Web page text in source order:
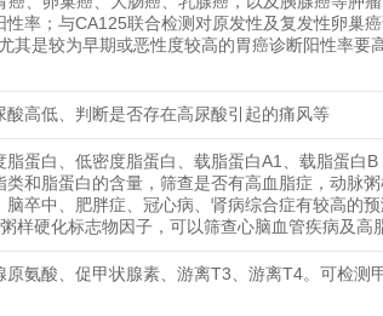
性率；与CA125联合检测对原发性及复发性卵巢
其是较为早期或恶性度较高的胃癌诊断阳性率要
酸高低、判断是否存在高尿酸引起的痛风等
蛋白、低密度脂蛋白、载脂蛋白A1、载脂蛋白B
和脂蛋白的含量，筛查是否有高血脂症，动脉
卒中、肥胖症、冠心病、肾病综合症有较高的
样硬化标志物因子，可以筛查心脑血管疾病及高
氨酸、促甲状腺素、游离T3、游离T4。可检测